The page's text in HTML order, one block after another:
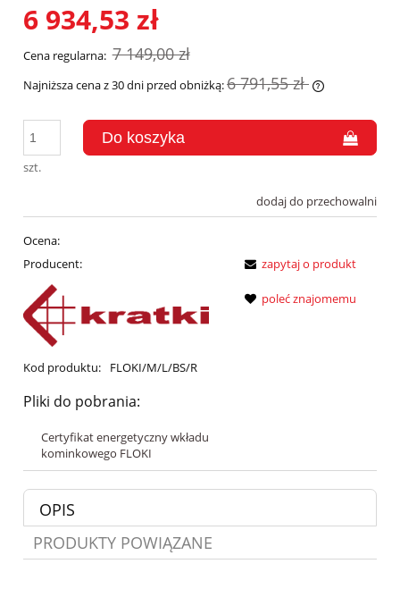
6 934,53 zł
Cena regularna: 7 149,00 zł
Najniższa cena z 30 dni przed obniżką:6 791,55 zł
30 dni,
momentu,
sprzedaży.
szt.
dodaj do przechowalni
Ocena:
Producent:
Kod produktu: FLOKI/M/L/BS/R
Pliki do pobrania:
Certyfikat energetyczny wkładu
kominkowego FLOKI
zapytaj o produkt
poleć znajomemu
OPIS
PRODUKTY POWIĄZANE